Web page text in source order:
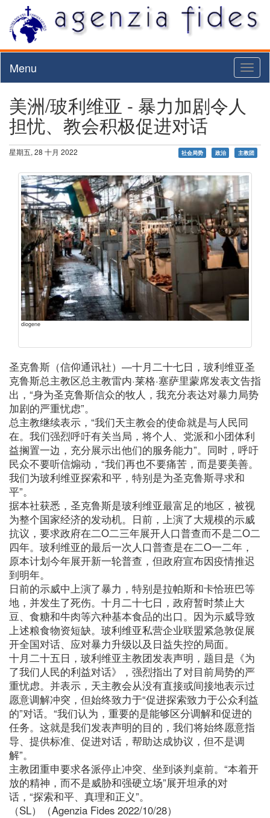
Menu
美洲/玻利维亚 - 暴力加剧令人
担忧、教会积极促进对话
星期五, 28 十月 2022 社会局势 政治 主教团
diogene
圣克鲁斯（信仰通讯社）—十月二十七日，玻利维亚圣
克鲁斯总主教区总主教雷内·莱格·塞萨里蒙席发表文告指
出，“身为圣克鲁斯信众的牧人，我充分表达对暴力局势
加剧的严重忧虑”。
总主教继续表示，“我们天主教会的使命就是与人民同
在。我们强烈呼吁有关当局，将个人、党派和小团体利
益搁置一边，充分展示出他们的服务能力”。同时，呼吁
民众不要听信煽动，“我们再也不要痛苦，而是要美善。
我们为玻利维亚探索和平，特别是为圣克鲁斯寻求和
平”。
据本社获悉，圣克鲁斯是玻利维亚最富足的地区，被视
为整个国家经济的发动机。日前，上演了大规模的示威
抗议，要求政府在二O二三年展开人口普查而不是二O二
四年。玻利维亚的最后一次人口普查是在二O一二年，
原本计划今年展开新一轮普查，但政府宣布因疫情推迟
到明年。
日前的示威中上演了暴力，特别是拉帕斯和卡恰班巴等
地，并发生了死伤。十月二十七日，政府暂时禁止大
豆、食糖和牛肉等六种基本食品的出口。因为示威导致
上述粮食物资短缺。玻利维亚私营企业联盟紧急敦促展
开全国对话、应对暴力升级以及日益失控的局面。
十月二十五日，玻利维亚主教团发表声明，题目是《为
了我们人民的利益对话》，强烈指出了对目前局势的严
重忧虑。并表示，天主教会从没有直接或间接地表示过
愿意调解冲突，但始终致力于“促进探索致力于公众利益
的”对话。“我们认为，重要的是能够区分调解和促进的
任务。这就是我们发表声明的目的，我们将始终愿意指
导、提供标准、促进对话，帮助达成协议，但不是调
解”。
主教团重申要求各派停止冲突、坐到谈判桌前。“本着开
放的精神，而不是威胁和强硬立场”展开坦承的对
话，“探索和平、真理和正义”。
（SL）（Agenzia Fides 2022/10/28）